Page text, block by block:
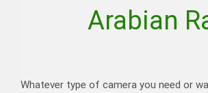
Arabian
Whatever type of camera you need or